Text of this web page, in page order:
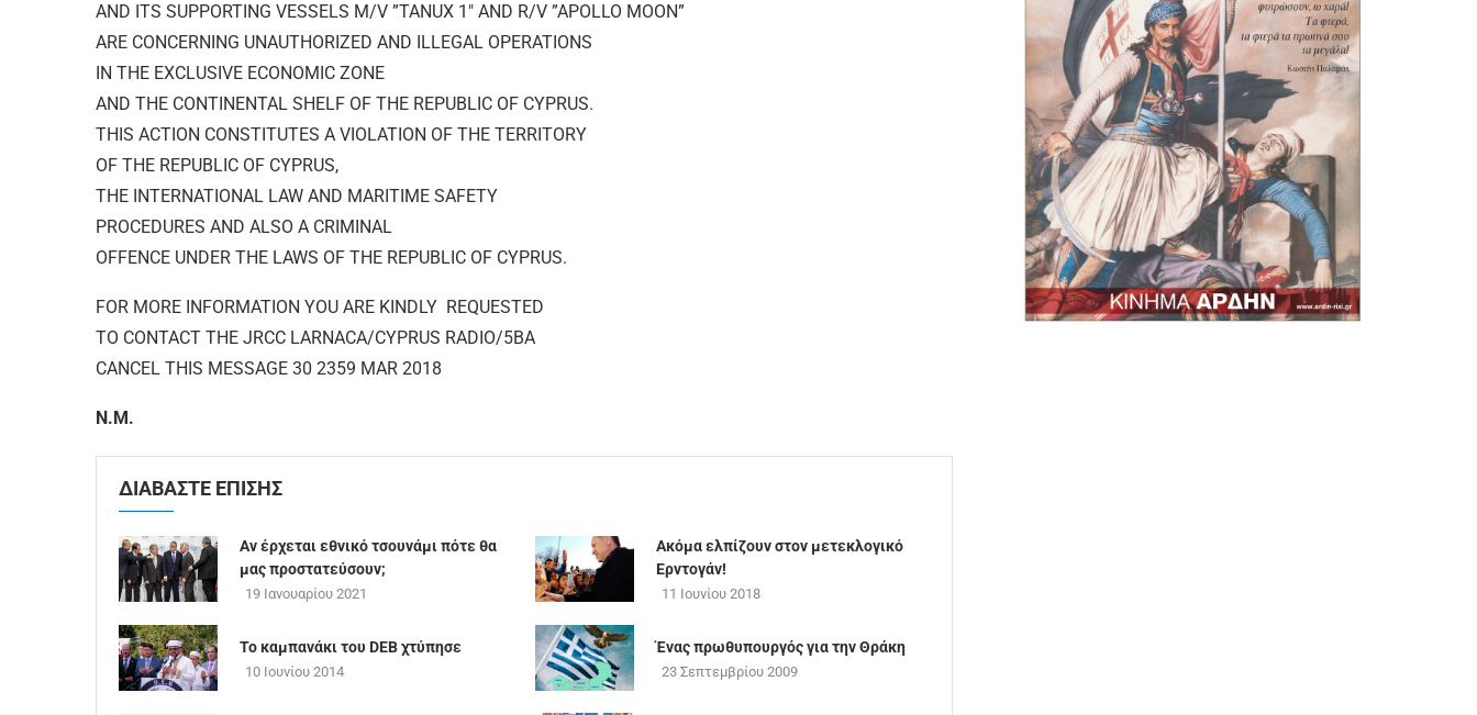
AND ITS SUPPORTING VESSELS M/V ”TANUX 1″ AND R/V ”APOLLO MOON”
ARE CONCERNING UNAUTHORIZED AND ILLEGAL OPERATIONS
IN THE EXCLUSIVE ECONOMIC ZONE
AND THE CONTINENTAL SHELF OF THE REPUBLIC OF CYPRUS.
THIS ACTION CONSTITUTES A VIOLATION OF THE TERRITORY
OF THE REPUBLIC OF CYPRUS,
THE INTERNATIONAL LAW AND MARITIME SAFETY
PROCEDURES AND ALSO A CRIMINAL
OFFENCE UNDER THE LAWS OF THE REPUBLIC OF CYPRUS.
FOR MORE INFORMATION YOU ARE KINDLY REQUESTED
TO CONTACT THE JRCC LARNACA/CYPRUS RADIO/5BA
CANCEL THIS MESSAGE 30 2359 MAR 2018
Ν.Μ.
ΔΙΑΒΑΣΤΕ ΕΠΙΣΗΣ
Αν έρχεται εθνικό τσουνάμι πότε θα
μας προστατεύσουν;
19 Ιανουαρίου 2021
Ακόμα ελπίζουν στον μετεκλογικό
Ερντογάν!
11 Ιουνίου 2018
Το καμπανάκι του DEB χτύπησε
10 Ιουνίου 2014
Ένας πρωθυπουργός για την Θράκη
23 Σεπτεμβρίου 2009